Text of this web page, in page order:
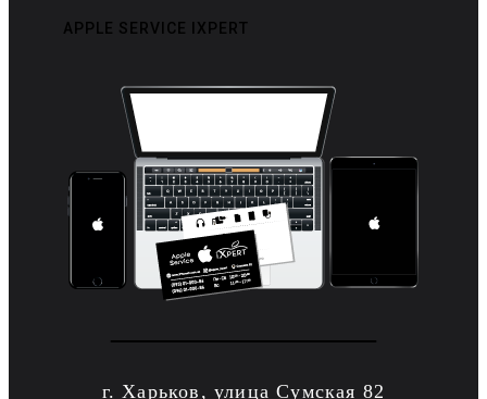
APPLE SERVICE IXPERT
г. Харьков, улица Сумская 82